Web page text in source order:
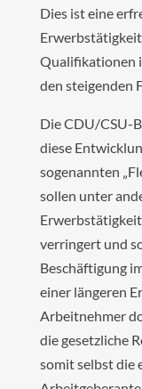
Dies ist eine
Qualifikationen
den steigenden
Die CDU/CSU-
diese
sogenannten
sollen unter
verringert und
Beschäftigung
einer längeren
Arbeitnehmer
die gesetzliche
somit selbst die